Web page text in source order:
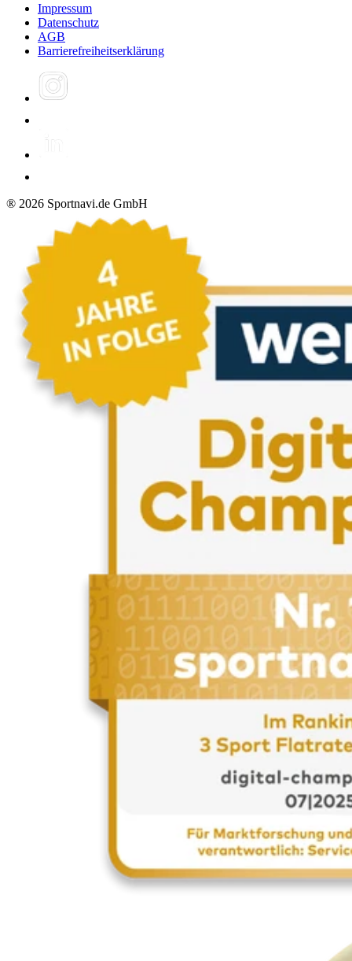
Impressum
Datenschutz
AGB
Barrierefreiheitserklärung
® 2026 Sportnavi.de GmbH